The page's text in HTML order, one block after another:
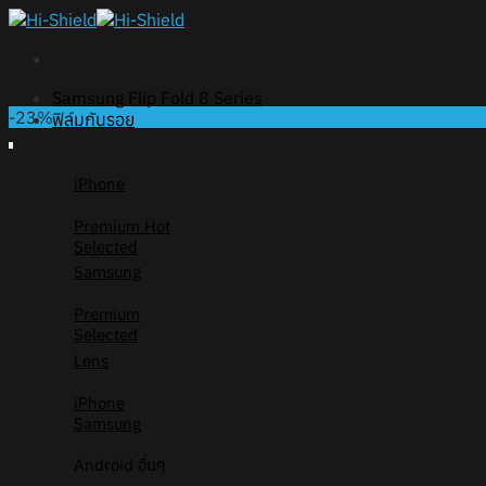
Skip
Samsung Flip Fold 8 Series
ฟิล์มกันรอย
iPhone
Premium
Selected
Samsung
Premium
Selected
Lens
iPhone
Samsung
Android อื่นๆ
-23%